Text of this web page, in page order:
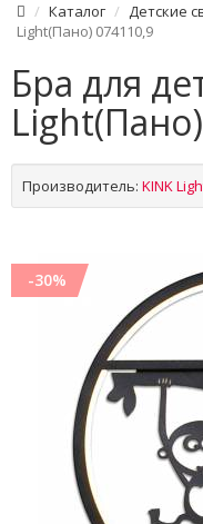
Каталог Детские
Light(Пано) 074110,9
Бра для
Производитель: KINK
-30%